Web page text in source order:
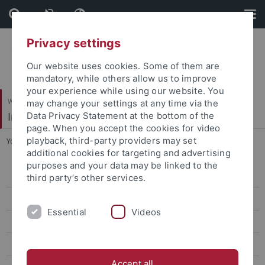
Skip
to
content
Skip
to
footer
Wirtschafts- und Sozialwissenschaftliche Fakultät
Institut für Sportwissenschaft
You are here: Startseite ... 058_Fahrner
Sportökonomik, Sportmanagement und Sportpublizistik
Lehre
Privacy settings
Our website uses cookies. Some of them are
mandatory, while others allow us to improve
your experience while using our website. You
may change your settings at any time via the
Data Privacy Statement at the bottom of the
page. When you accept the cookies for video
playback, third-party providers may set
additional cookies for targeting and advertising
purposes and your data may be linked to the
third party’s other services.
Essential Videos